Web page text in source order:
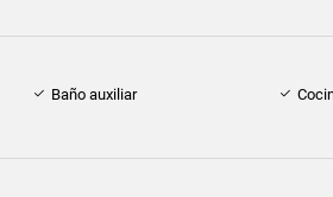
Baño auxiliar